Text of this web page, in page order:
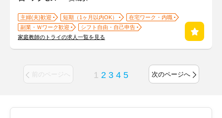
主婦(夫)歓迎 短期（1ヶ月以内OK）
在宅ワーク・内職
副業・Ｗワーク歓迎
シフト自由・自己申告
家庭教師のトライの求人一覧を見る
前のページへ 1 2 3 4 5 次のページへ